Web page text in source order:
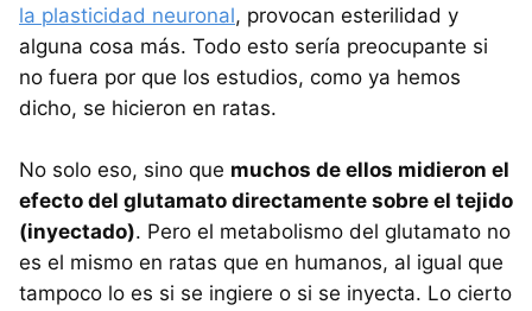
la plasticidad neuronal, provocan esterilidad y
alguna cosa más. Todo esto sería preocupante si
no fuera por que los estudios, como ya hemos
dicho, se hicieron en ratas.
No solo eso, sino que muchos de ellos midieron el
efecto del glutamato directamente sobre el tejido
(inyectado). Pero el metabolismo del glutamato no
es el mismo en ratas que en humanos, al igual que
tampoco lo es si se ingiere o si se inyecta. Lo cierto